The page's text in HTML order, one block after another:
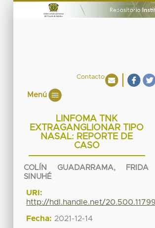
Contacto
Menú
LINFOMA TNK
EXTRAGANGLIONAR TIPO
NASAL: REPORTE DE
CASO
COLÍN GUADARRAMA, FRIDA
SINUHÉ
URI:
http://hdl.handle.net/
Fecha: 2021-12-14